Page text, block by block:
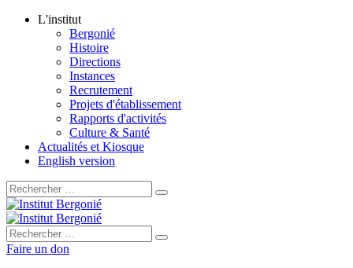
L'institut
Bergonié
Histoire
Directions
Instances
Recrutement
Projets d'établissement
Rapports d'activités
Culture & Santé
Actualités et Kiosque
English version
Rechercher :
Rechercher :
Faire un don